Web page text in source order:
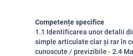
Competențe specifice
1.1 Identificarea unor detalii
simple articulate clar și rar în
cunoscute / previzibile - 2.4